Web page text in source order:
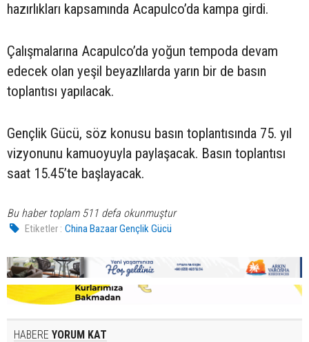
hazırlıkları kapsamında Acapulco’da kampa girdi.
Çalışmalarına Acapulco’da yoğun tempoda devam
edecek olan yeşil beyazlılarda yarın bir de basın
toplantısı yapılacak.
Gençlik Gücü, söz konusu basın toplantısında 75. yıl
vizyonunu kamuoyuyla paylaşacak. Basın toplantısı
saat 15.45’te başlayacak.
Bu haber toplam 511 defa okunmuştur
Etiketler : China Bazaar Gençlik Gücü
HABERE YORUM KAT